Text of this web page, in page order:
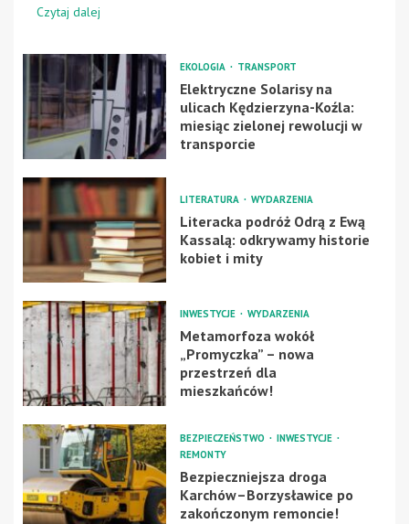
Czytaj dalej
EKOLOGIA TRANSPORT
Elektryczne Solarisy na
ulicach Kędzierzyna-Koźla:
miesiąc zielonej rewolucji w
transporcie
LITERATURA WYDARZENIA
Literacka podróż Odrą z Ewą
Kassalą: odkrywamy historie
kobiet i mity
INWESTYCJE WYDARZENIA
Metamorfoza wokół
„Promyczka” – nowa
przestrzeń dla
mieszkańców!
BEZPIECZEŃSTWO
INWESTYCJE
REMONTY
Bezpieczniejsza droga
Karchów–Borzysławice po
zakończonym remoncie!